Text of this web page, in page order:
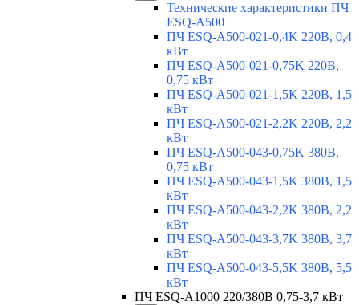
Технические характеристики ПЧ
ESQ-A500
ПЧ ESQ-A500-021-0,4K 220В, 0,4
кВт
ПЧ ESQ-A500-021-0,75K 220В,
0,75 кВт
ПЧ ESQ-A500-021-1,5K 220В, 1,5
кВт
ПЧ ESQ-A500-021-2,2K 220В, 2,2
кВт
ПЧ ESQ-A500-043-0,75K 380В,
0,75 кВт
ПЧ ESQ-A500-043-1,5K 380В, 1,5
кВт
ПЧ ESQ-A500-043-2,2K 380В, 2,2
кВт
ПЧ ESQ-A500-043-3,7K 380В, 3,7
кВт
ПЧ ESQ-A500-043-5,5K 380В, 5,5
кВт
ПЧ ESQ-A1000 220/380В 0,75-3,7 кВт